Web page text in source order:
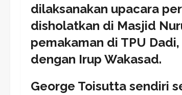
dilaksanakan upacara
disholatkan di Masjid
pemakaman di TPU
dengan Irup Wakasad.
George Toisutta sendiri